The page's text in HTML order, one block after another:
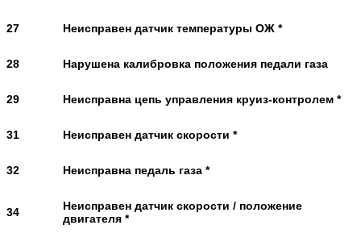
27 Неисправен датчик температуры ОЖ *
28 Нарушена калибровка положения педали газа
29 Неисправна цепь управления круиз-контролем *
31 Неисправен датчик скорости *
32 Неисправна педаль газа *
34
Неисправен датчик скорости / положение
двигателя *